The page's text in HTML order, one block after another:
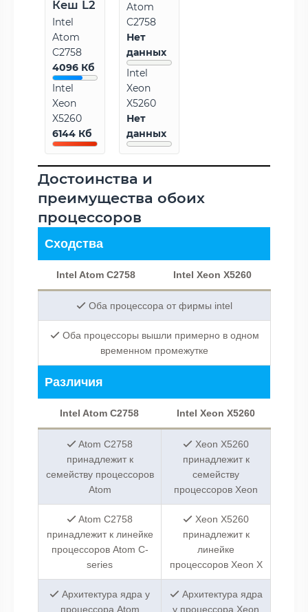
Кеш L2
Intel
Atom
C2758
4096 Кб
Intel
Xeon
X5260
6144 Кб
Atom
C2758
Нет
данных
Intel
Xeon
X5260
Нет
данных
Достоинства и
преимущества обоих
процессоров
Сходства
Intel Atom C2758 Intel Xeon X5260
Оба процессора от фирмы intel
Оба процессоры вышли примерно в одном
временном промежутке
Различия
Intel Atom C2758 Intel Xeon X5260
Atom C2758
принадлежит к
семейству процессоров
Atom
Xeon X5260
принадлежит к
семейству
процессоров Xeon
Atom C2758
принадлежит к линейке
процессоров Atom C-
series
Xeon X5260
принадлежит к
линейке
процессоров Xeon X
Архитектура ядра у
процессора Atom
Архитектура ядра
у процессора Xeon